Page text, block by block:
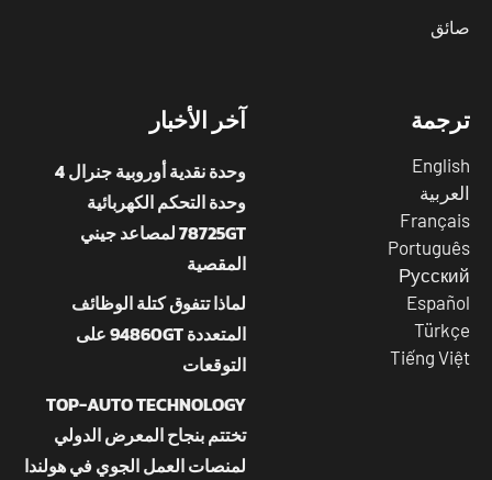
Tiếng
آخر الأخبار
وحدة نقدية أوروبية جنرال 4
وحدة التحكم الكهربائية
78725GT لمصاعد جيني
المقصية
لماذا تتفوق كتلة الوظائف
المتعددة 94860GT على
التوقعات
TOP-AUTO TECHNOLOGY
تختتم بنجاح المعرض الدولي
لمنصات العمل الجوي في هولندا